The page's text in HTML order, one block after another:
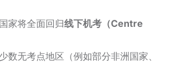
家将全面回归线下机考（Centre
数无考点地区（例如部分非洲国家、